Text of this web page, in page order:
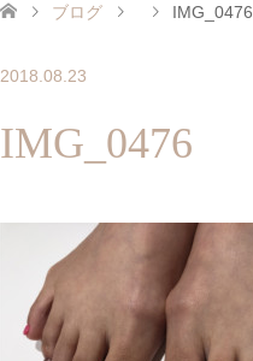
ブログ IMG_0476
2018.08.23
IMG_0476